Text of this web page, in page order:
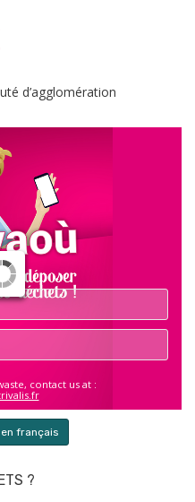
d’agglomération
contact us at :
français
?